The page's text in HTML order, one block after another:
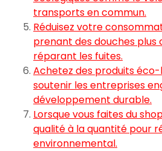
transports en commun.
Réduisez votre
prenant des douches plus
réparant les fuites.
Achetez des produits
soutenir les entreprises
développement durable.
Lorsque vous faites du
qualité à la quantité pour
environnemental.